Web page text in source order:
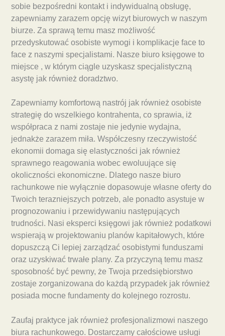
sobie bezpośredni kontakt i indywidualną obsługę,
zapewniamy zarazem opcję wizyt biurowych w naszym
biurze. Za sprawą temu masz możliwość
przedyskutować osobiste wymogi i komplikacje face to
face z naszymi specjalistami. Nasze biuro księgowe to
miejsce , w którym ciągle uzyskasz specjalistyczną
asystę jak również doradztwo.
Zapewniamy komfortową nastrój jak również osobiste
strategię do wszelkiego kontrahenta, co sprawia, iż
współpraca z nami zostaje nie jedynie wydajna,
jednakże zarazem miła. Współczesny rzeczywistość
ekonomii domaga się elastyczności jak również
sprawnego reagowania wobec ewoluujące się
okoliczności ekonomiczne. Dlatego nasze biuro
rachunkowe nie wyłącznie dopasowuje własne oferty do
Twoich terazniejszych potrzeb, ale ponadto asystuje w
prognozowaniu i przewidywaniu następujących
trudności. Nasi eksperci księgowi jak również podatkowi
wspierają w projektowaniu planów kapitałowych, które
dopuszczą Ci lepiej zarządzać osobistymi funduszami
oraz uzyskiwać trwałe plany. Za przyczyną temu masz
sposobność być pewny, że Twoja przedsiębiorstwo
zostaje zorganizowana do każdą przypadek jak również
posiada mocne fundamenty do kolejnego rozrostu.
Zaufaj praktyce jak również profesjonalizmowi naszego
biura rachunkowego. Dostarczamy całościowe usługi